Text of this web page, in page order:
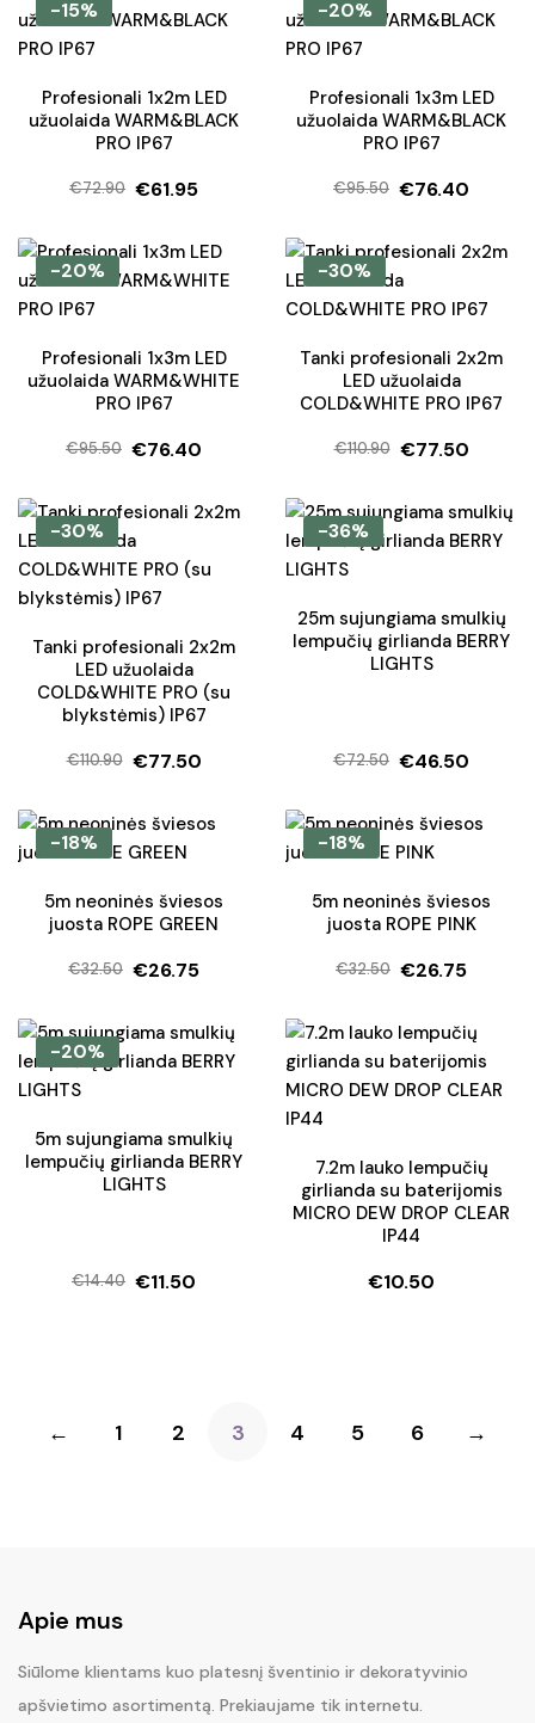
€42.99.
€29.90.
€42.99.
€29.90.
-15%
Profesionali 1x2m LED
užuolaida WARM&BLACK
PRO IP67
€72.90
Original
was:
€72.90.
€61.95
Current
is:
€61.95.
-20%
Profesionali 1x3m LED
užuolaida WARM&BLACK
PRO IP67
€95.50
Original
was:
€95.50.
€76.40
Current
is:
€76.40.
-20%
Profesionali 1x3m LED
užuolaida WARM&WHITE
PRO IP67
€95.50
Original
was:
€95.50.
€76.40
Current
is:
€76.40.
-30%
Tanki profesionali 2x2m
LED užuolaida
COLD&WHITE PRO IP67
€110.90
Original
was:
€110.90.
€77.50
Current
is:
€77.50.
-30%
Tanki profesionali 2x2m
LED užuolaida
COLD&WHITE PRO (su
blykstėmis) IP67
€110.90
Original
was:
€110.90.
€77.50
Current
is:
€77.50.
-36%
25m sujungiama smulkių
lempučių girlianda BERRY
LIGHTS
€72.50
Original
was:
€72.50.
€46.50
Current
is:
€46.50.
-18%
5m neoninės šviesos
juosta ROPE GREEN
€32.50
Original
was:
€32.50.
€26.75
Current
is:
€26.75.
-18%
5m neoninės šviesos
juosta ROPE PINK
€32.50
Original
was:
€32.50.
€26.75
Current
is:
€26.75.
-20%
5m sujungiama smulkių
lempučių girlianda BERRY
LIGHTS
€14.40
Original
€11.50
Current
7.2m lauko lempučių
girlianda su baterijomis
MICRO DEW DROP CLEAR
IP44
€10.50
← 1 2 3 4 5 6 →
Apie mus
Siūlome klientams kuo platesnį šventinio ir dekoratyvinio
apšvietimo asortimentą. Prekiaujame tik internetu.